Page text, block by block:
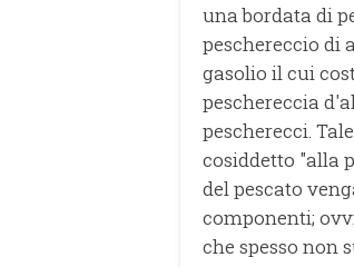
una bordata di
peschereccio di
gasolio il cui
peschereccia
pescherecci.
cosiddetto "alla
del pescato
componenti;
che spesso non